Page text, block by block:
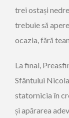
trei ostași
trebuie să
ocazia, fără
La final,
Sfântului
statornicia în
și apărarea